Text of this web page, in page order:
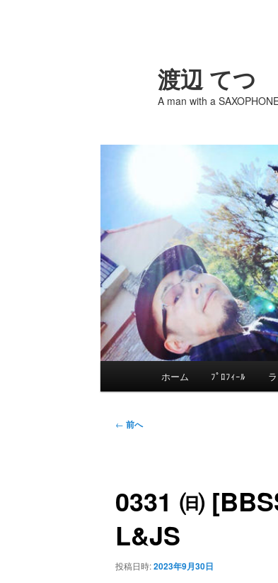
渡辺 てつ
A man with a
イ
メ
コ
ン
テ
ホーム ﾌﾟﾛﾌｨｰﾙ
投
ゲ
ー
ン
← 前へ
0331 ㈰
L&JS
投稿日時:2023年9月30日